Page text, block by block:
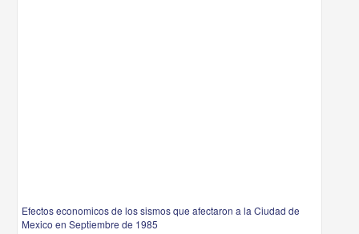
Efectos economicos de los sismos que afectaron a la Ciudad de
Mexico en Septiembre de 1985